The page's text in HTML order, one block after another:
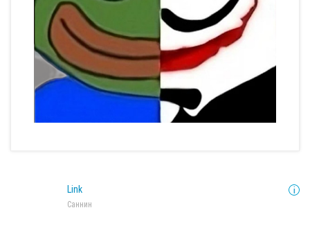
Link
Саннин